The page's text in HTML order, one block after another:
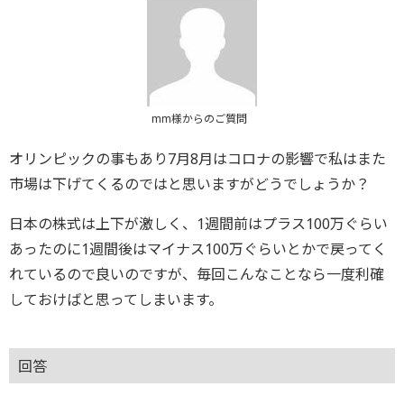
mm様からのご質問
オリンピックの事もあり7月8月はコロナの影響で私はまた
市場は下げてくるのではと思いますがどうでしょうか？
日本の株式は上下が激しく、1週間前はプラス100万ぐらい
あったのに1週間後はマイナス100万ぐらいとかで戻ってく
れているので良いのですが、毎回こんなことなら一度利確
しておけばと思ってしまいます。
回答